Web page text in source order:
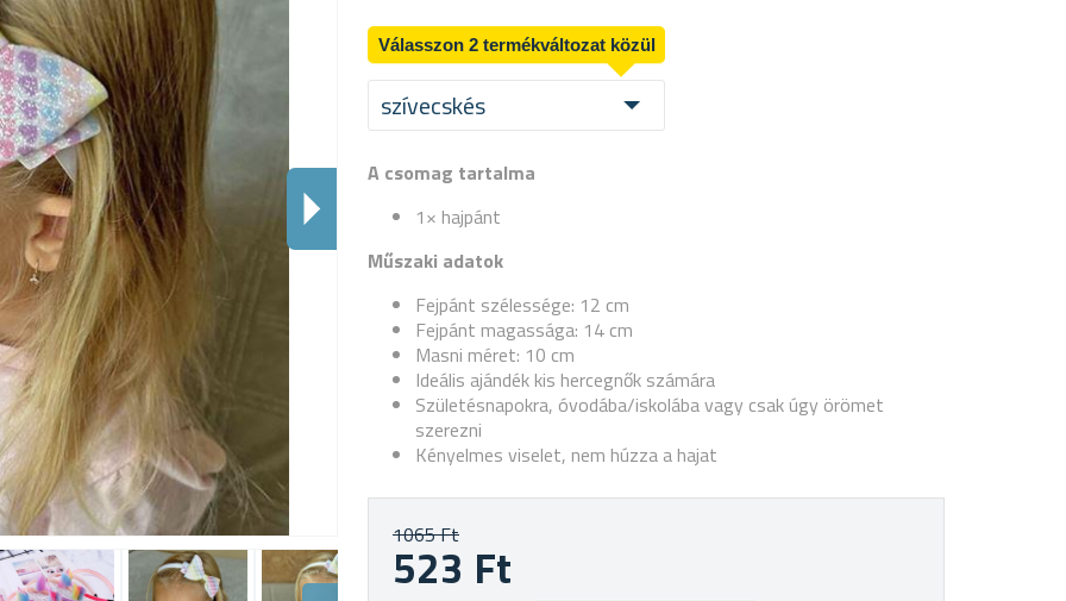
Válasszon 2 termékváltozat közül
szívecskés
A csomag tartalma
1× hajpánt
Műszaki adatok
Fejpánt szélessége: 12 cm
Fejpánt magassága: 14 cm
Masni méret: 10 cm
Ideális ajándék kis hercegnők számára
Születésnapokra, óvodába/iskolába vagy csak úgy örömet
szerezni
Kényelmes viselet, nem húzza a hajat
1065 Ft
523 Ft